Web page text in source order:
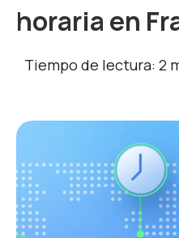
horaria en
Tiempo de lectura: 2